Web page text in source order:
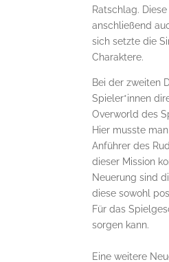
Ratschlag.
anschließend
sich setzte die
Charaktere.
Bei der zweiten
Spieler*innen
Overworld des
Hier musste
Anführer des
dieser Mission
Neuerung sind
diese sowohl
Für das
sorgen kann.
Eine weitere